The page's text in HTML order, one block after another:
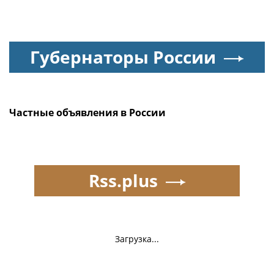
Губернаторы России
Частные объявления в России
Загрузка...
Rss.plus